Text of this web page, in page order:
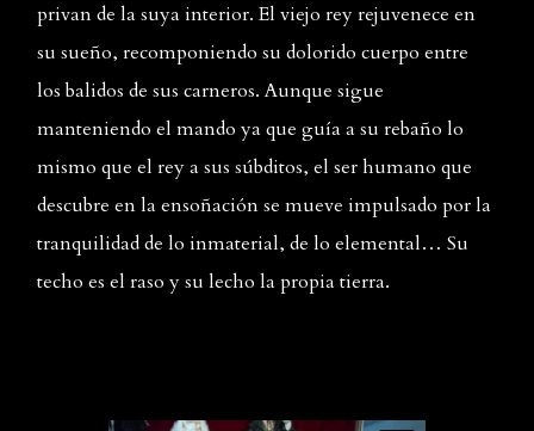
privan de la suya interior. El viejo rey rejuvenece en
su sueño, recomponiendo su dolorido cuerpo entre
los balidos de sus carneros. Aunque sigue
manteniendo el mando ya que guía a su rebaño lo
mismo que el rey a sus súbditos, el ser humano que
descubre en la ensoñación se mueve impulsado por la
tranquilidad de lo inmaterial, de lo elemental… Su
techo es el raso y su lecho la propia tierra.